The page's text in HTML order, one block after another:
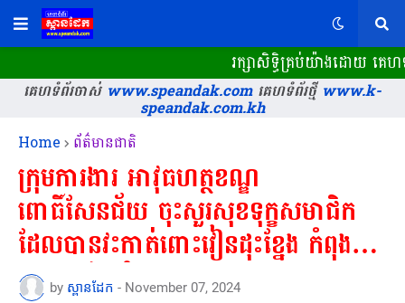
រក្សាសិទ្ធិគ្រប់យ៉ាងដោយ គេ
គេហទំព័រចាស់www.speandak.comគេហទំព័រថ្មីwww.k-
speandak.com.kh
Home ព័ត៌មានជាតិ
ក្រុមការងារ អាវុធហត្ថខណ្ឌ
ពោធិ៍សែនជ័យ ចុះសួរសុខទុក្ខសមាជិក
ដែលបានវះកាត់ពោះវៀនដុះខ្នែង កំពុង
សម្រាកថែទាំសុខភាពនៅគេហដ្ឋាន!
by ស្ពានដែក - November 07, 2024